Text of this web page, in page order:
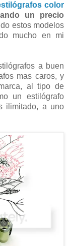
color
un precio
estos modelos
mucho en mi
a buen
mas caros, y
al tipo de
un estilógrafo
ilimitado, a uno